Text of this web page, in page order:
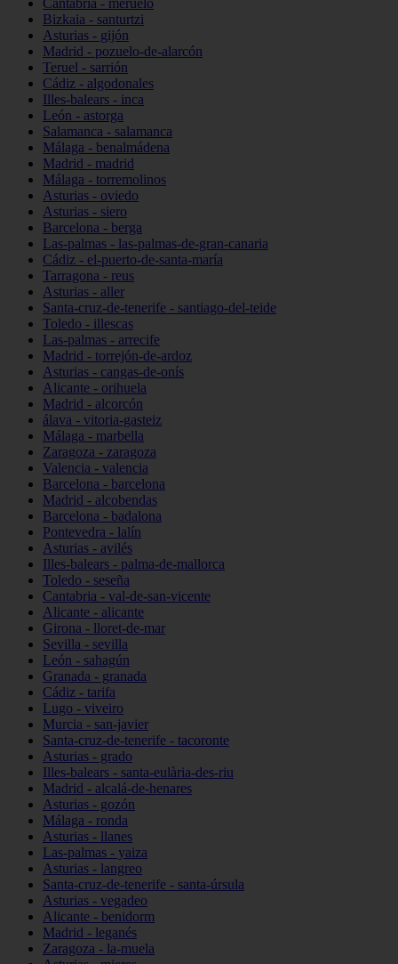
Cantabria - meruelo
Bizkaia - santurtzi
Asturias - gijón
Madrid - pozuelo-de-alarcón
Teruel - sarrión
Cádiz - algodonales
Illes-balears - inca
León - astorga
Salamanca - salamanca
Málaga - benalmádena
Madrid - madrid
Málaga - torremolinos
Asturias - oviedo
Asturias - siero
Barcelona - berga
Las-palmas - las-palmas-de-gran-canaria
Cádiz - el-puerto-de-santa-maría
Tarragona - reus
Asturias - aller
Santa-cruz-de-tenerife - santiago-del-teide
Toledo - illescas
Las-palmas - arrecife
Madrid - torrejón-de-ardoz
Asturias - cangas-de-onís
Alicante - orihuela
Madrid - alcorcón
álava - vitoria-gasteiz
Málaga - marbella
Zaragoza - zaragoza
Valencia - valencia
Barcelona - barcelona
Madrid - alcobendas
Barcelona - badalona
Pontevedra - lalín
Asturias - avilés
Illes-balears - palma-de-mallorca
Toledo - seseña
Cantabria - val-de-san-vicente
Alicante - alicante
Girona - lloret-de-mar
Sevilla - sevilla
León - sahagún
Granada - granada
Cádiz - tarifa
Lugo - viveiro
Murcia - san-javier
Santa-cruz-de-tenerife - tacoronte
Asturias - grado
Illes-balears - santa-eulària-des-riu
Madrid - alcalá-de-henares
Asturias - gozón
Málaga - ronda
Asturias - llanes
Las-palmas - yaiza
Asturias - langreo
Santa-cruz-de-tenerife - santa-úrsula
Asturias - vegadeo
Alicante - benidorm
Madrid - leganés
Zaragoza - la-muela